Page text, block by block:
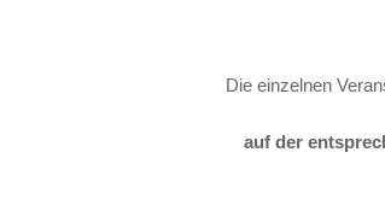
Die einzelnen
auf der